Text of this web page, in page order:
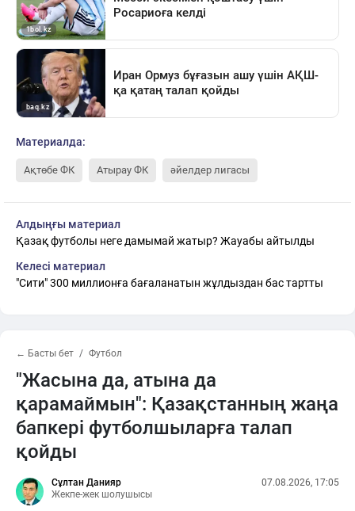
Материалда:
Ақтөбе ФК Атырау ФК әйелдер лигасы
Алдыңғы материал
Қазақ футболы неге дамымай жатыр? Жауабы айтылды
Келесі материал
"Сити" 300 миллионға бағаланатын жұлдыздан бас тартты
← Басты бет Футбол
"Жасына да, атына да
қарамаймын": Қазақстанның жаңа
бапкері футболшыларға талап
қойды
Сұлтан Данияр
Жекпе-жек шолушысы
07.08.2026, 17:05